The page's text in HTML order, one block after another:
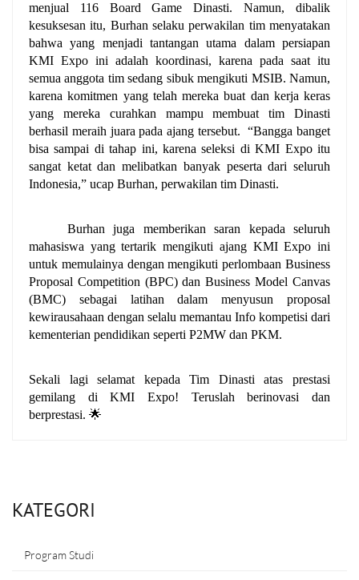
menjual 116 Board Game Dinasti. Namun, dibalik
kesuksesan itu, Burhan selaku perwakilan tim menyatakan
bahwa yang menjadi tantangan utama dalam persiapan
KMI Expo ini adalah koordinasi, karena pada saat itu
semua anggota tim sedang sibuk mengikuti MSIB. Namun,
karena komitmen yang telah mereka buat dan kerja keras
yang mereka curahkan mampu membuat tim Dinasti
berhasil meraih juara pada ajang tersebut.  “Bangga banget
bisa sampai di tahap ini, karena seleksi di KMI Expo itu
sangat ketat dan melibatkan banyak peserta dari seluruh
Indonesia,” ucap Burhan, perwakilan tim Dinasti.
Burhan juga memberikan saran kepada seluruh
mahasiswa yang tertarik mengikuti ajang KMI Expo ini
untuk memulainya dengan mengikuti perlombaan Business
Proposal Competition (BPC) dan Business Model Canvas
(BMC) sebagai latihan dalam menyusun proposal
kewirausahaan dengan selalu memantau Info kompetisi dari
kementerian pendidikan seperti P2MW dan PKM.
Sekali lagi selamat kepada Tim Dinasti atas prestasi
gemilang di KMI Expo! Teruslah berinovasi dan
berprestasi. 🌟
KATEGORI
Program Studi